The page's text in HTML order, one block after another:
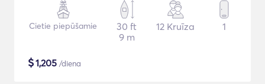
Cietie piepūšamie
30 ft
9 m
12 Kruīza 1
$1,205 /diena